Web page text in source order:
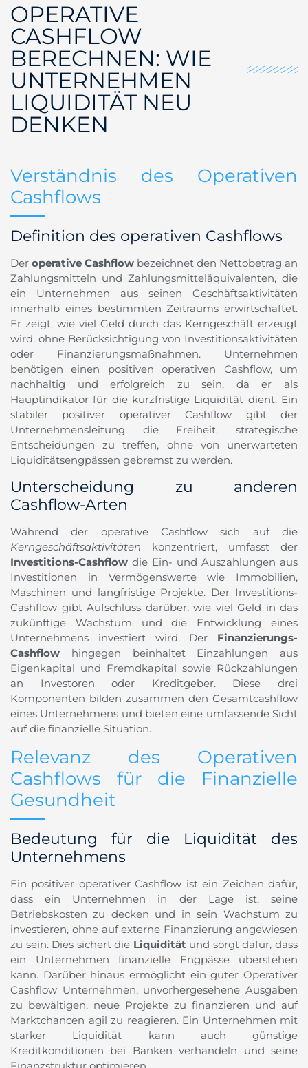
OPERATIVE
CASHFLOW
BERECHNEN: WIE
UNTERNEHMEN
LIQUIDITÄT NEU
DENKEN
Verständnis des Operativen
Cashflows
Definition des operativen Cashflows
Der operative Cashflow bezeichnet den Nettobetrag an
Zahlungsmitteln und Zahlungsmitteläquivalenten, die
ein Unternehmen aus seinen Geschäftsaktivitäten
innerhalb eines bestimmten Zeitraums erwirtschaftet.
Er zeigt, wie viel Geld durch das Kerngeschäft erzeugt
wird, ohne Berücksichtigung von Investitionsaktivitäten
oder Finanzierungsmaßnahmen. Unternehmen
benötigen einen positiven operativen Cashflow, um
nachhaltig und erfolgreich zu sein, da er als
Hauptindikator für die kurzfristige Liquidität dient. Ein
stabiler positiver operativer Cashflow gibt der
Unternehmensleitung die Freiheit, strategische
Entscheidungen zu treffen, ohne von unerwarteten
Liquiditätsengpässen gebremst zu werden.
Unterscheidung zu anderen
Cashflow-Arten
Während der operative Cashflow sich auf die
Kerngeschäftsaktivitäten konzentriert, umfasst der
Investitions-Cashflow die Ein- und Auszahlungen aus
Investitionen in Vermögenswerte wie Immobilien,
Maschinen und langfristige Projekte. Der Investitions-
Cashflow gibt Aufschluss darüber, wie viel Geld in das
zukünftige Wachstum und die Entwicklung eines
Unternehmens investiert wird. Der Finanzierungs-
Cashflow hingegen beinhaltet Einzahlungen aus
Eigenkapital und Fremdkapital sowie Rückzahlungen
an Investoren oder Kreditgeber. Diese drei
Komponenten bilden zusammen den Gesamtcashflow
eines Unternehmens und bieten eine umfassende Sicht
auf die finanzielle Situation.
Relevanz des Operativen
Cashflows für die Finanzielle
Gesundheit
Bedeutung für die Liquidität des
Unternehmens
Ein positiver operativer Cashflow ist ein Zeichen dafür,
dass ein Unternehmen in der Lage ist, seine
Betriebskosten zu decken und in sein Wachstum zu
investieren, ohne auf externe Finanzierung angewiesen
zu sein. Dies sichert die Liquidität und sorgt dafür, dass
ein Unternehmen finanzielle Engpässe überstehen
kann. Darüber hinaus ermöglicht ein guter Operativer
Cashflow Unternehmen, unvorhergesehene Ausgaben
zu bewältigen, neue Projekte zu finanzieren und auf
Marktchancen agil zu reagieren. Ein Unternehmen mit
starker Liquidität kann auch günstige
Kreditkonditionen bei Banken verhandeln und seine
Finanzstruktur optimieren.